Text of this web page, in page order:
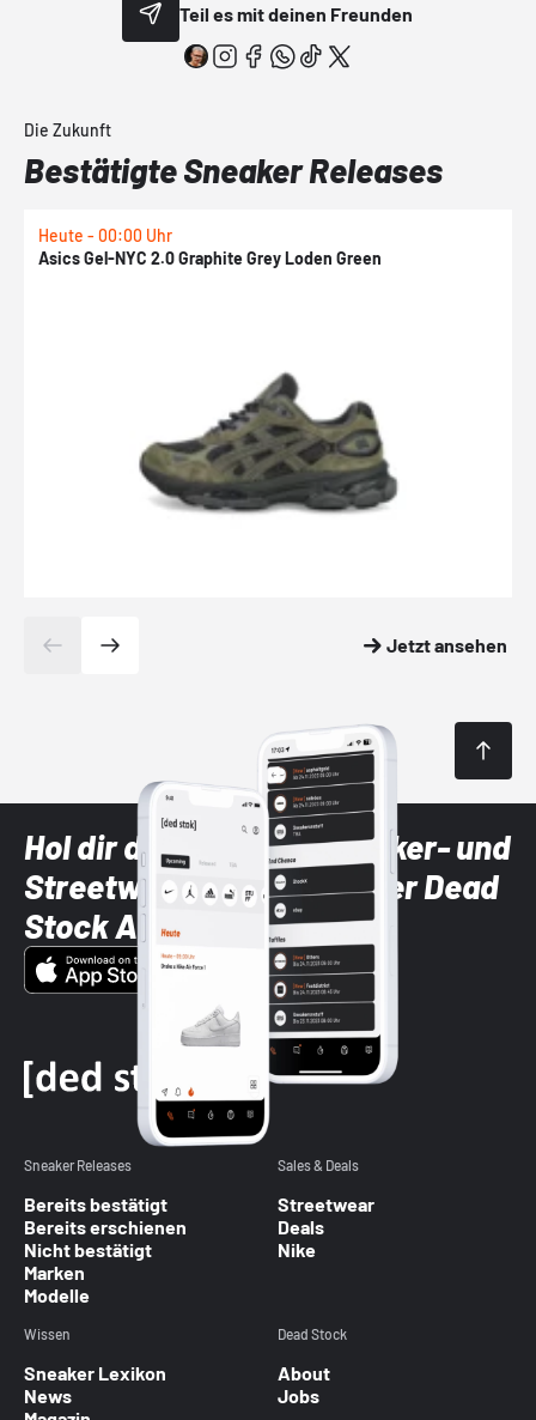
Teil es mit deinen Freunden
Die Zukunft
Bestätigte Sneaker Releases
Heute - 00:00 Uhr
Asics Gel-NYC 2.0 Graphite Grey Loden Green
Jetzt ansehen
Hol dir die neuesten Sneaker- und
Streetwear-Brands mit der Dead
Stock App
Sneaker Releases
Bereits bestätigt
Bereits erschienen
Nicht bestätigt
Marken
Modelle
Sales & Deals
Streetwear
Deals
Nike
Wissen
Sneaker Lexikon
News
Dead Stock
About
Jobs